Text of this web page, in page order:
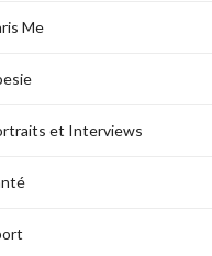
Me
et Interviews